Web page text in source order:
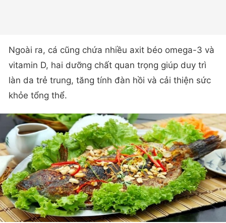
Ngoài ra, cá cũng chứa nhiều axit béo omega-3 và
vitamin D, hai dưỡng chất quan trọng giúp duy trì
làn da trẻ trung, tăng tính đàn hồi và cải thiện sức
khỏe tổng thể.